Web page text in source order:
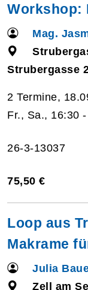
Workshop:
Mag.
Strubergasse
2 Termine,
Fr., Sa., 16:30
26-3-13037
75,50 €
Loop aus
Makrame
Julia
Zell am